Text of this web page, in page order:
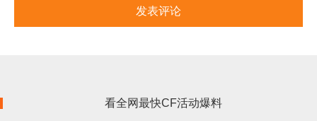
看全网最快CF活动爆料